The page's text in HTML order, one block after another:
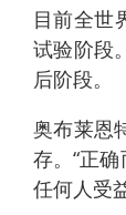
目前全世
试验阶段
后阶段。
奥布莱恩
存。“正
任何人受